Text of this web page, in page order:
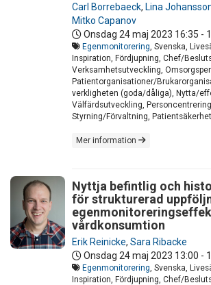
Carl Borrebaeck, Lina
Mitko Capanov
Onsdag 24 maj 2023 16:35 -
Egenmonitorering , Svenska,
Inspiration, Fördjupning, Chef/
Verksamhetsutveckling,
Patientorganisationer/
verkligheten (goda/dåliga), Nytta/
Välfärdsutveckling, Personcentrering,
Styrning/Förvaltning,
Mer information
Nyttja befintlig och
för strukturerad
vårdkonsumtion
Erik Reinicke, Sara Ribacke
Onsdag 24 maj 2023 13:00 -
Egenmonitorering , Svenska,
Inspiration, Fördjupning, Chef/